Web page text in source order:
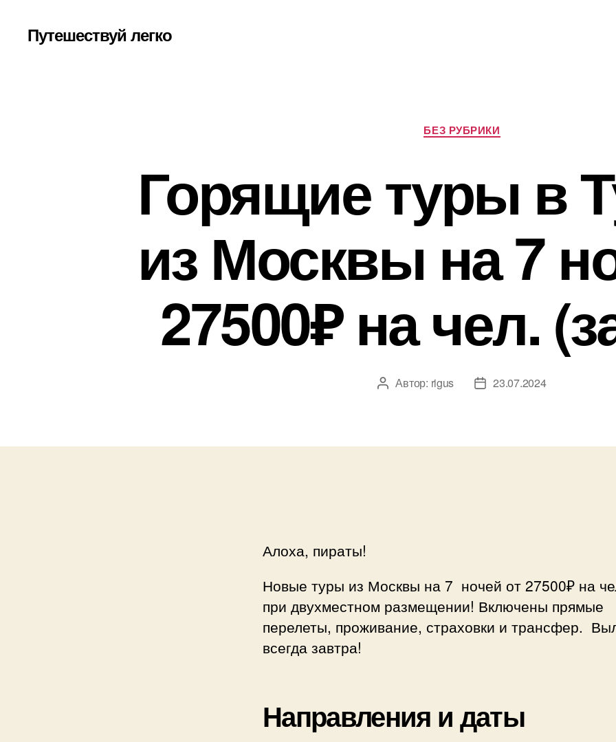
Путешествуй легко
Рубрики
БЕЗ РУБРИКИ
Горящие туры в
из Москвы на 7
27500₽ на чел.
Автор
Автор: rigus
Дата23.07.2024
Алоха, пираты!
Новые туры из Москвы на 7 ночей от 27500₽ на
при двухместном размещении! Включены прямые
перелеты, проживание, страховки и трансфер.
всегда завтра!
Направления и даты